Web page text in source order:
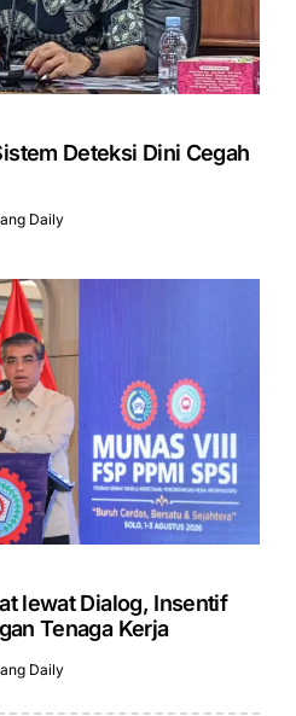
Deteksi Dini Cegah
Daily
lewat Dialog, Insentif
Tenaga Kerja
Daily